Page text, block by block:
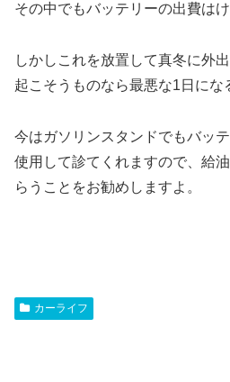
その中でもバッテリーの出費は
しかしこれを放置して真冬に外
起こそうものなら最悪な1日にな
今はガソリンスタンドでもバッ
使用して診てくれますので、給
らうことをお勧めしますよ。
カーライフ